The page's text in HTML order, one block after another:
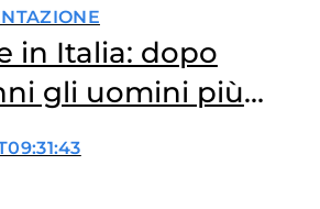
in Italia: dopo
gli uomini più
donne